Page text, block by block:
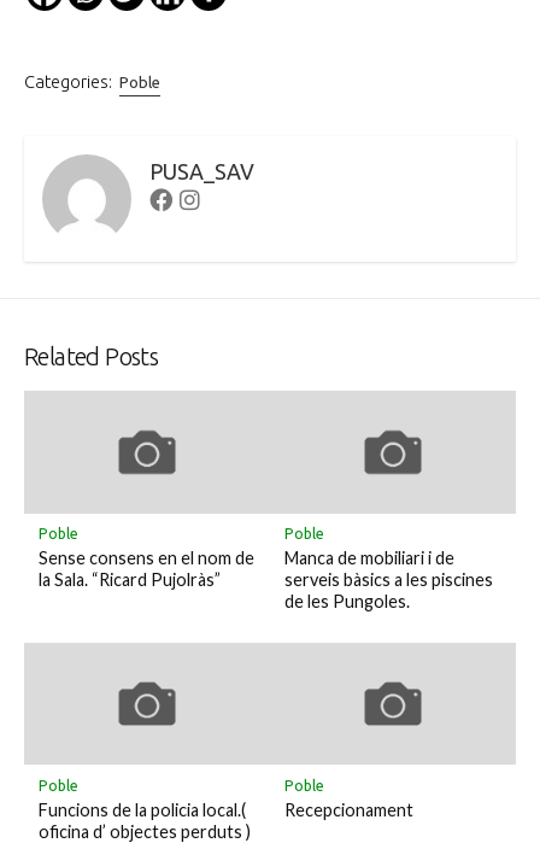
Categories: Poble
PUSA_SAV
FacebookInstagram
Related Posts
Poble
Sense consens en el nom de
la Sala. “Ricard Pujolràs”
Poble
Manca de mobiliari i de
serveis bàsics a les piscines
de les Pungoles.
Poble
Funcions de la policia local.(
oficina d’ objectes perduts )
Poble
Recepcionament